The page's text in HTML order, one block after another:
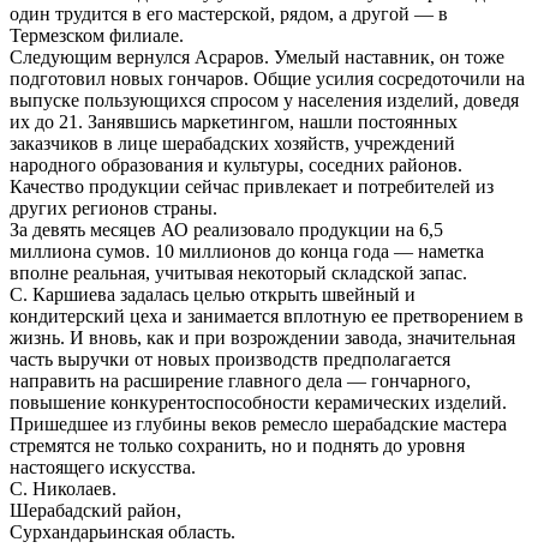
один трудится в его мастерской, рядом, а другой — в
Термезском филиале.
Следующим вернулся Асраров. Умелый наставник, он тоже
подготовил новых гончаров. Общие усилия сосредоточили на
выпуске пользующихся спросом у населения изделий, доведя
их до 21. Занявшись маркетингом, нашли постоянных
заказчиков в лице шерабадских хозяйств, учреждений
народного образования и культуры, соседних районов.
Качество продукции сейчас привлекает и потребителей из
других регионов страны.
За девять месяцев АО реализовало продукции на 6,5
миллиона сумов. 10 миллионов до конца года — наметка
вполне реальная, учитывая некоторый складской запас.
С. Каршиева задалась целью открыть швейный и
кондитерский цеха и занимается вплотную ее претворением в
жизнь. И вновь, как и при возрождении завода, значительная
часть выручки от новых производств предполагается
направить на расширение главного дела — гончарного,
повышение конкурентоспособности керамических изделий.
Пришедшее из глубины веков ремесло шерабадские мастера
стремятся не только сохранить, но и поднять до уровня
настоящего искусства.
С. Николаев.
Шерабадский район,
Сурхандарьинская область.